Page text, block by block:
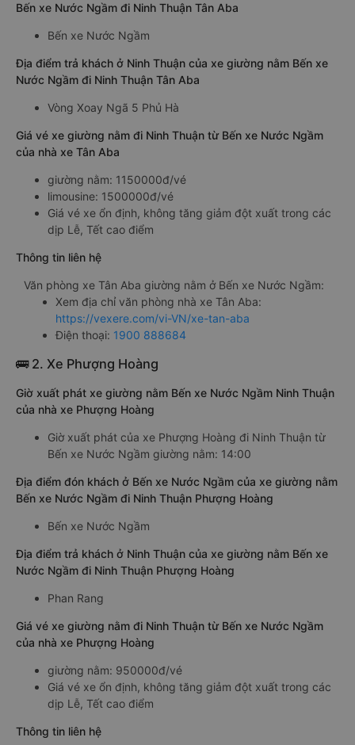
Bến xe Nước Ngầm đi Ninh Thuận Tân Aba
Bến xe Nước Ngầm
Địa điểm trả khách ở Ninh Thuận của xe giường nằm Bến xe
Nước Ngầm đi Ninh Thuận Tân Aba
Vòng Xoay Ngã 5 Phủ Hà
Giá vé xe giường nằm đi Ninh Thuận từ Bến xe Nước Ngầm
của nhà xe Tân Aba
giường nằm: 1150000đ/vé
limousine: 1500000đ/vé
Giá vé xe ổn định, không tăng giảm đột xuất trong các
dịp Lễ, Tết cao điểm
Thông tin liên hệ
Văn phòng xe Tân Aba giường nằm ở Bến xe Nước Ngầm:
Xem địa chỉ văn phòng nhà xe Tân Aba:
https://vexere.com/vi-VN/xe-tan-aba
Điện thoại: 1900 888684
🚌 2. Xe Phượng Hoàng
Giờ xuất phát xe giường nằm Bến xe Nước Ngầm Ninh Thuận
của nhà xe Phượng Hoàng
Giờ xuất phát của xe Phượng Hoàng đi Ninh Thuận từ
Bến xe Nước Ngầm giường nằm: 14:00
Địa điểm đón khách ở Bến xe Nước Ngầm của xe giường nằm
Bến xe Nước Ngầm đi Ninh Thuận Phượng Hoàng
Bến xe Nước Ngầm
Địa điểm trả khách ở Ninh Thuận của xe giường nằm Bến xe
Nước Ngầm đi Ninh Thuận Phượng Hoàng
Phan Rang
Giá vé xe giường nằm đi Ninh Thuận từ Bến xe Nước Ngầm
của nhà xe Phượng Hoàng
giường nằm: 950000đ/vé
Giá vé xe ổn định, không tăng giảm đột xuất trong các
dịp Lễ, Tết cao điểm
Thông tin liên hệ